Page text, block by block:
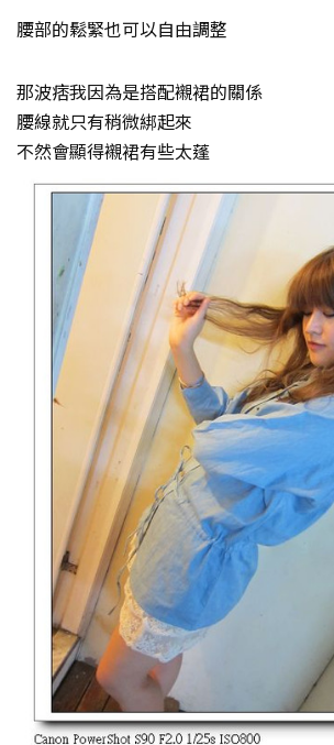
腰部的鬆緊也可以自由調整
那波痞我因為是搭配襯裙的關係
腰線就只有稍微綁起來
不然會顯得襯裙有些太蓬